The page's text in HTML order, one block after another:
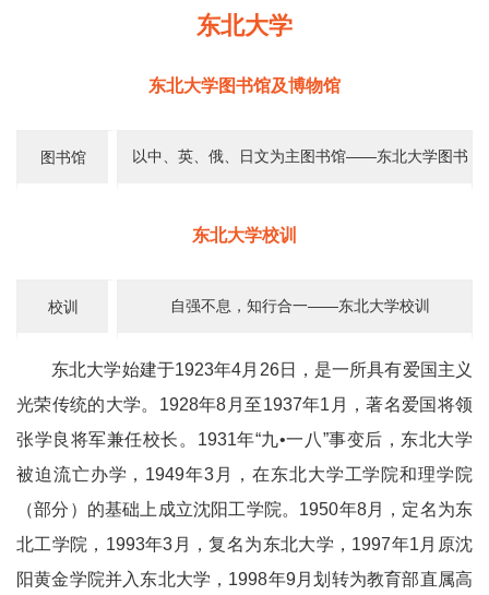
东北大学
东北大学图书馆及博物馆
图书馆
以中、英、俄、日文为主图书馆——东北大学图书
东北大学校训
校训 自强不息，知行合一——东北大学校训
东北大学始建于1923年4月26日，是一所具有爱国主义
光荣传统的大学。1928年8月至1937年1月，著名爱国将领
张学良将军兼任校长。1931年“九•一八”事变后，东北大学
被迫流亡办学，1949年3月，在东北大学工学院和理学院
（部分）的基础上成立沈阳工学院。1950年8月，定名为东
北工学院，1993年3月，复名为东北大学，1997年1月原沈
阳黄金学院并入东北大学，1998年9月划转为教育部直属高